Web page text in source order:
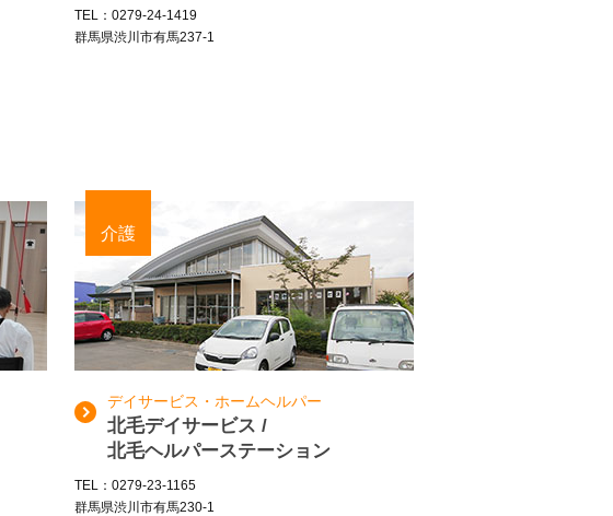
TEL：0279-24-1419
群馬県渋川市有馬237-1
介護
デイサービス・ホームヘルパー
北毛デイサービス /
北毛ヘルパーステーション
TEL：0279-23-1165
群馬県渋川市有馬230-1